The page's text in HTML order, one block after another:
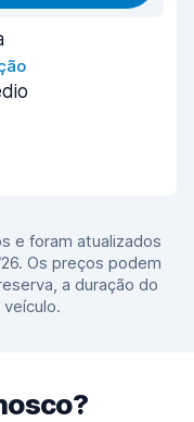
e foram atualizados
Os preços podem
a duração do